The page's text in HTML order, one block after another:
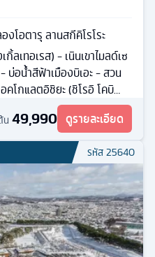
งโอตารุ ลานสกีคิโรโระ
ลเทอเรส) - เนินเขาไมลด์เซ
อน้ำสีฟ้าเมืองบิเอะ - สวน
คโกแลตอิชิยะ (ชิโรอิ โคบิ
น 49,990 ดูรายละเอียด
รหัส25640